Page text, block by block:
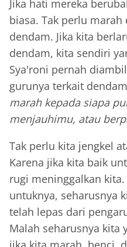
Jika hati mereka
biasa. Tak perlu marah
dendam. Jika kita
dendam, kita sendiri
Sya'roni pernah
gurunya terkait
marah kepada siapa
menjauhimu, atau
Tak perlu kita jengkel
Karena jika kita baik
rugi meninggalkan
untuknya, seharusnya
telah lepas dari
Malah seharusnya kita